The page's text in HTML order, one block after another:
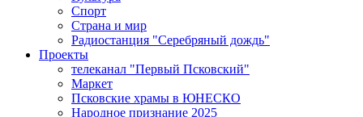
Спорт
Страна и мир
Радиостанция "Серебряный дождь"
Проекты
телеканал "Первый Псковский"
Маркет
Псковские храмы в ЮНЕСКО
Народное признание 2025